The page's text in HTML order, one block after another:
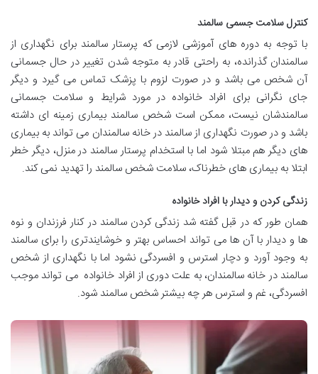
کنترل سلامت جسمی سالمند
با توجه به دوره های آموزشی لازمی که پرستار سالمند برای نگهداری از
سالمندان گذرانده، به راحتی قادر به متوجه شدن تغییر در حال جسمانی
آن شخص می باشد و در صورت لزوم با پزشک تماس می گیرد و دیگر
جای نگرانی برای افراد خانواده در مورد شرایط و سلامت جسمانی
سالمندشان نیست، ممکن است شخص سالمند بیماری زمینه ای داشته
باشد و در صورت نگهداری از سالمند در خانه سالمندان می تواند به بیماری
های دیگر هم مبتلا شود اما با استخدام پرستار سالمند در منزل، دیگر خطر
ابتلا به بیماری های خطرناک، سلامت شخص سالمند را تهدید نمی کند.
زندگی کردن و دیدار با افراد خانواده
همان طور که در قبل گفته شد زندگی کردن سالمند در کنار فرزندان و نوه
ها و دیدار با آن ها می تواند احساس بهتر و خوشایندتری را برای سالمند
به وجود آورد و دچار استرس و افسردگی نشود اما با نگهداری از شخص
سالمند در خانه سالمندان، به علت دوری از افراد خانواده می تواند موجب
افسردگی، غم و استرس هر چه بیشتر شخص سالمند شود.